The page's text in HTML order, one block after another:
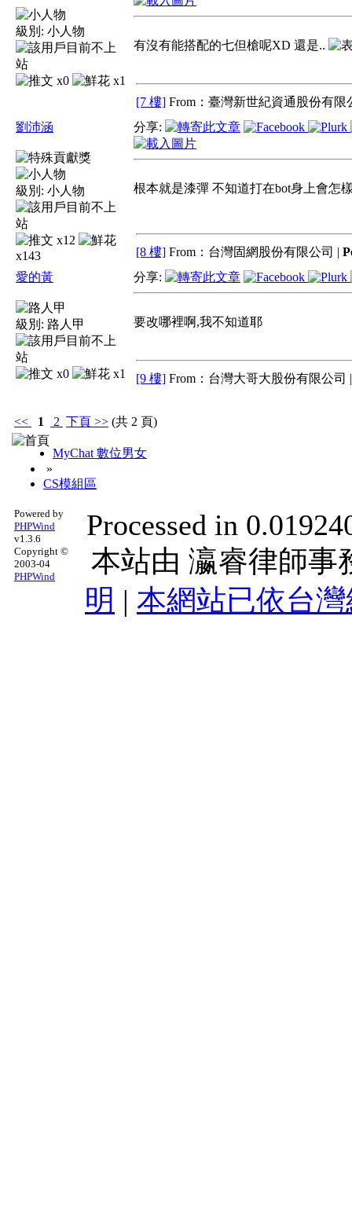
級別: 小人物
x0 x1
有沒有能搭配的七但槍呢XD 還是..
[7 樓] From：臺灣新世紀資通股份有限
劉沛涵
級別: 小人物
x12
x143
分享:
根本就是漆彈 不知道打在bot身上會怎
[8 樓] From：台灣固網股份有限公司 |
愛的黃
級別: 路人甲
x0 x1
分享:
要改哪裡啊,我不知道耶
[9 樓] From：台灣大哥大股份有限公司
<< 1 2 下頁 >> (共 2 頁)
MyChat 數位男女
»
CS模組區
Powered by
PHPWind
v1.3.6
Copyright ©
2003-04
PHPWind
Processed in
本站由 瀛睿律師事
明 | 本網站已依台